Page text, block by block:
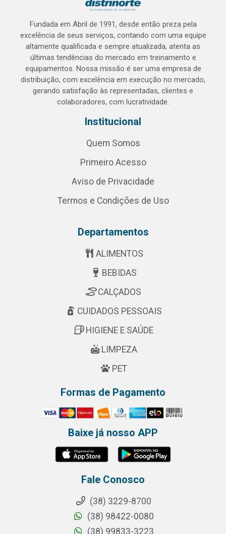
Fundada em Abril de 1991, desde então preza pela
excelência de seus serviços, contando com uma equipe
altamente qualificada e sempre atualizada, atenta as
últimas tendências do mercado em treinamento e
equipamentos. Nossa missão é ser uma empresa de
distribuição, com excelência em execução no mercado,
gerando satisfação às representadas, clientes e
colaboradores, com lucratividade.
Institucional
Quem Somos
Primeiro Acesso
Aviso de Privacidade
Termos e Condições de Uso
Departamentos
ALIMENTOS
BEBIDAS
CALÇADOS
CUIDADOS PESSOAIS
HIGIENE E SAÚDE
LIMPEZA
PET
Formas de Pagamento
Baixe já nosso APP
Fale Conosco
(38) 3229-8700
(38) 98422-0080
(38) 99833-3223